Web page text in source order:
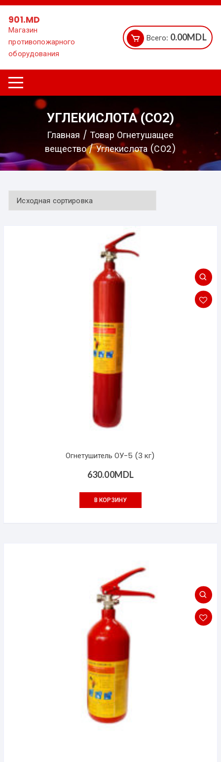
Перейти
содержимому
901.MD
Магазин
противопожарного
оборудования
Всего: 0.00MDL
УГЛЕКИСЛОТА (СО2)
Главная / Товар Огнетушащее
вещество / Углекислота (СО2)
Огнетушитель ОУ-5 (3 кг)
630.00MDL
В КОРЗИНУ